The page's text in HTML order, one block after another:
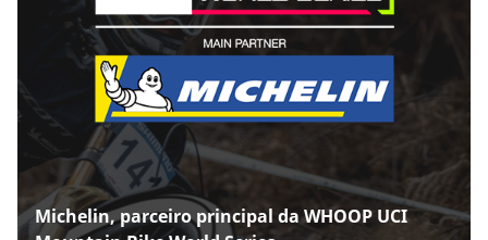
Michelin, parceiro principal da WHOOP UCI